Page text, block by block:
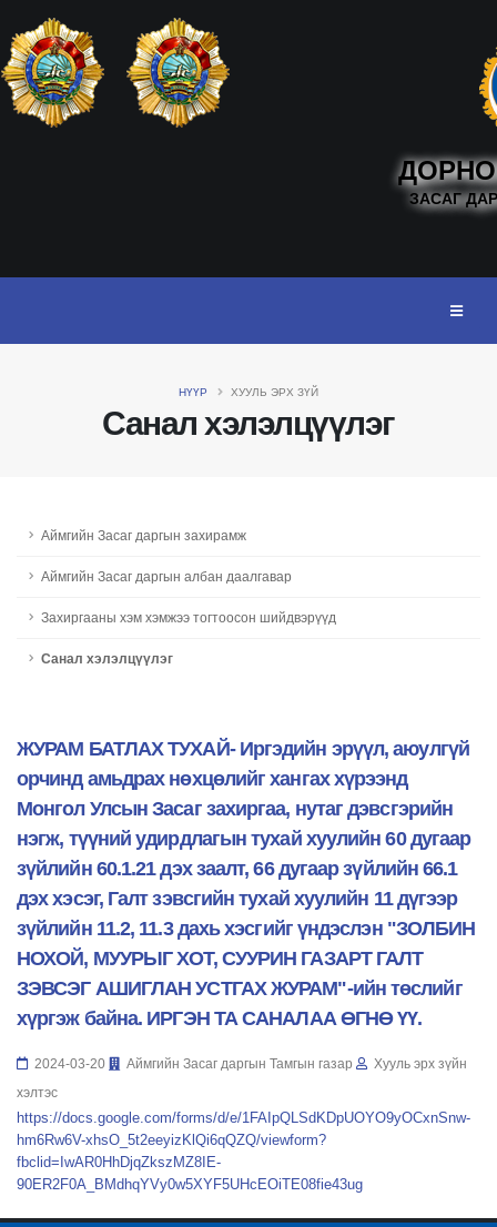
ЗАСАГ
НҮҮР ХУУЛЬ ЭРХ ЗҮЙ
Санал хэлэлцүүлэг
Аймгийн Засаг даргын захирамж
Аймгийн Засаг даргын албан даалгавар
Захиргааны хэм хэмжээ тогтоосон шийдвэрүүд
Санал хэлэлцүүлэг
ЖУРАМ БАТЛАХ ТУХАЙ- Иргэдийн эрүүл, аюулгүй
орчинд амьдрах нөхцөлийг хангах хүрээнд
Монгол Улсын Засаг захиргаа, нутаг дэвсгэрийн
нэгж, түүний удирдлагын тухай хуулийн 60 дугаар
зүйлийн 60.1.21 дэх заалт, 66 дугаар зүйлийн 66.1
дэх хэсэг, Галт зэвсгийн тухай хуулийн 11 дүгээр
зүйлийн 11.2, 11.3 дахь хэсгийг үндэслэн "ЗОЛБИН
НОХОЙ, МУУРЫГ ХОТ, СУУРИН ГАЗАРТ ГАЛТ
ЗЭВСЭГ АШИГЛАН УСТГАХ ЖУРАМ"-ийн төслийг
хүргэж байна. ИРГЭН ТА САНАЛАА ӨГНӨ ҮҮ.
2024-03-20 Аймгийн Засаг даргын Тамгын газар
Хууль эрх зүйн
хэлтэс
https://docs.google.com/forms/d/e/1FAIpQLSdKDpUOYO9yOCxnSnw-
hm6Rw6V-xhsO_5t2eeyizKlQi6qQZQ/viewform?
fbclid=IwAR0HhDjqZkszMZ8IE-
90ER2F0A_BMdhqYVy0w5XYF5UHcEOiTE08fie43ug